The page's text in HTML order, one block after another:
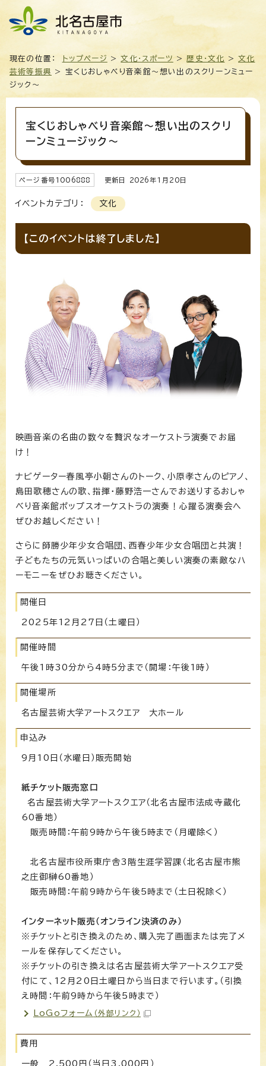
現在の位置： トップページ >文化・スポーツ >歴史・文化 >文化
芸術等振興
> 宝くじおしゃべり音楽館～想い出のスクリーンミュー
ジック～
宝くじおしゃべり音楽館～想い出のスクリ
ーンミュージック～
ページ番号1006888 更新日 2026年1月 20 日
イベントカテゴリ： 文化
【このイベントは終了しました】
映画音楽の名曲の数々を贅沢なオーケストラ演奏でお届
け！
ナビゲーター春風亭小朝さんのトーク、小原孝さんのピアノ、
島田歌穂さんの歌、指揮・藤野浩一さんでお送りするおしゃ
べり音楽館ポップスオーケストラの演奏！心躍る演奏会へ
ぜひお越しください！
さらに師勝少年少女合唱団、西春少年少女合唱団と共演！
子どもたちの元気いっぱいの合唱と美しい演奏の素敵なハ
ーモニーをぜひお聴きください。
開催日
2025年12月27日（土曜日）
開催時間
午後1時30分から4時5分まで（開場：午後1時）
開催場所
名古屋芸術大学アートスクエア 大ホール
申込み
9月10日（水曜日）販売開始
紙チケット販売窓口
名古屋芸術大学アートスクエア（北名古屋市法成寺蔵化
60番地）
販売時間：午前9時から午後5時まで（月曜除く）
北名古屋市役所東庁舎3階生涯学習課（北名古屋市熊
之庄御榊60番地）
販売時間：午前9時から午後5時まで（土日祝除く）
インターネット販売（オンライン決済のみ）
※チケットと引き換えのため、購入完了画面または完了メ
ールを保存してください。
※チケットの引き換えは名古屋芸術大学アートスクエア受
付にて、12月20日土曜日から当日まで行います。（引換
え時間：午前9時から午後5時まで）
LoGoフォーム （外部リンク）
費用
一般 2,500円（当日3,000円）